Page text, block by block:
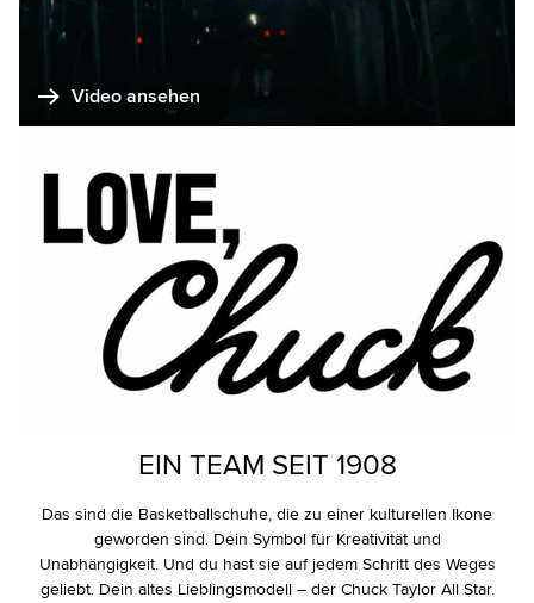
Video ansehen
EIN TEAM SEIT 1908
Das sind die Basketballschuhe, die zu einer kulturellen Ikone
geworden sind. Dein Symbol für Kreativität und
Unabhängigkeit. Und du hast sie auf jedem Schritt des Weges
geliebt. Dein altes Lieblingsmodell – der Chuck Taylor All Star.